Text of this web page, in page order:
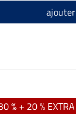
ajouter
% + 20 % EXTRA